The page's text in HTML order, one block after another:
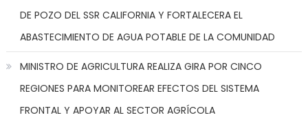
DE POZO DEL SSR CALIFORNIA Y FORTALECERA EL
ABASTECIMIENTO DE AGUA POTABLE DE LA COMUNIDAD
MINISTRO DE AGRICULTURA REALIZA GIRA POR CINCO
REGIONES PARA MONITOREAR EFECTOS DEL SISTEMA
FRONTAL Y APOYAR AL SECTOR AGRÍCOLA